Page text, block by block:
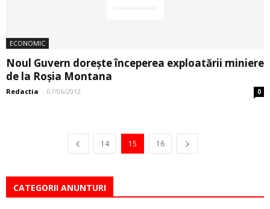
ECONOMIC
Noul Guvern dorește începerea ­exploatării miniere
de la Roșia Montana
Redactia - 07/06/2012 0
14 15 16
CATEGORII ANUNTURI